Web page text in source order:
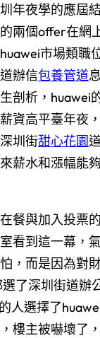
年夜學的應屆
兩個offer在網
市場類職
道辦信包養管道
剖析，huawei
資高平臺年夜
圳街甜心花園
薪水和漲幅能
餐與加入投票
看到這一幕，
，而是因為對
選了深圳街道辦
人選擇了
樓主被嚇壞了